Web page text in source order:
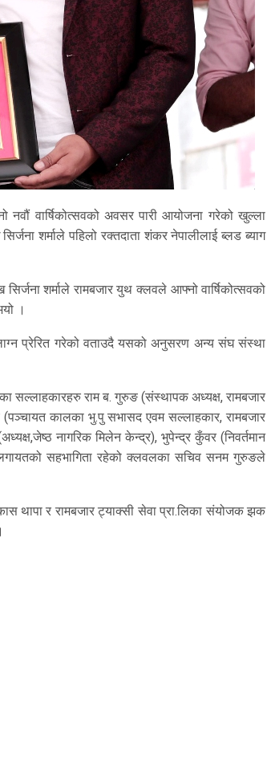
वार्षिकोत्सवको अवसर पारी आयोजना गरेको खुल्ला
शर्माले पहिलो रक्तदाता शंकर नेपालीलाई ब्लड ब्याग
शर्माले रामबजार युथ क्लवले आफ्नो वार्षिकोत्सवको
।
प्रेरित गरेको वताउदै यसको अनुसरण अन्य संघ संस्था
सल्लाहकारहरु राम ब. गुरुङ (संस्थापक अध्यक्ष, रामबजार
कालका भु.पु सभासद एवम सल्लाहकार, रामबजार
नागरिक मिलेन केन्द्र), भुपेन्द्र कुँवर (निवर्तमान
सहभागिता रहेको क्लवलका सचिव सनम गुरुङले
थापा र रामबजार ट्याक्सी सेवा प्रा.लिका संयोजक झक